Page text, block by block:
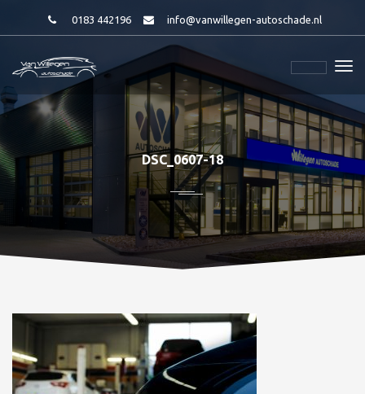
0183 442196 info@vanwillegen-autoschade.nl
DSC_0607-18